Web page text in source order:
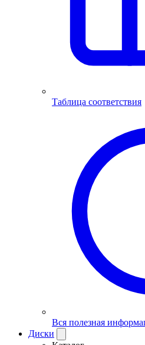
Таблица соответствия
Вся полезная
Диски